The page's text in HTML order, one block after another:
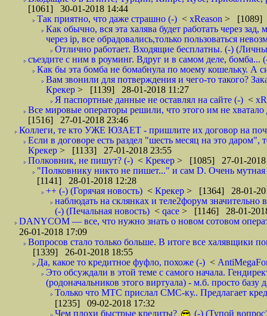
[1061] 30-01-2018 14:44
Так приятно, что даже страшно (-) < xReason > [1089]
Как обычно, вся эта халява будет работать через
через ip, все обрадовались,только пользоваться
Отлично работает. Входящие бесплатны. (-)
съездите с ним в роуминг. Вдруг и в самом деле, бомба...
Как бы эта бомба не бомабнула по моему кошельку. А
Вам звонили для потверждения и чего-то такого?
Крекер > [1139] 28-01-2018 11:27
Я паспортные данные не оставлял на сайте (-) <
Все мировые операторы решили, что этого им не
[1516] 27-01-2018 23:46
Коллеги, те кто УЖЕ ЮЗАЕТ - пришлите их договор на
Если в договоре есть раздел "шесть месяц на это даром",
Крекер > [1133] 27-01-2018 23:55
Полковник, не пишут? (-) < Крекер > [1085] 27-01-2018
"Полковнику никто не пишет..." и сам D. Очень
[1141] 28-01-2018 12:28
++ (-) (Горячая новость) < Крекер > [1364] 28-01-
наблюдать на склянках и теле2форум
(-) (Печальная новость) < qace > [1146] 28-01-
DANYCOM — все, что нужно знать о новом сотовом
26-01-2018 17:09
Вопросов стало только больше. В итоге все халявщики
[1339] 26-01-2018 18:55
Да, какое то кредитное фуфло, похоже (-) <
Это обсуждали в этой теме с самого начала.
(родоначальников этого виртуала) - м.б. просто
Только что МТС прислал СМС-ку.. Предлагает
[1235] 09-02-2018 17:32
Чем плохи быстрые кредиты?
(-) (Тупой